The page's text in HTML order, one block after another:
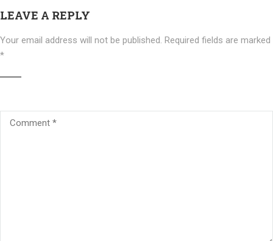
LEAVE A REPLY
Your email address will not be published. Required fields are marked
*